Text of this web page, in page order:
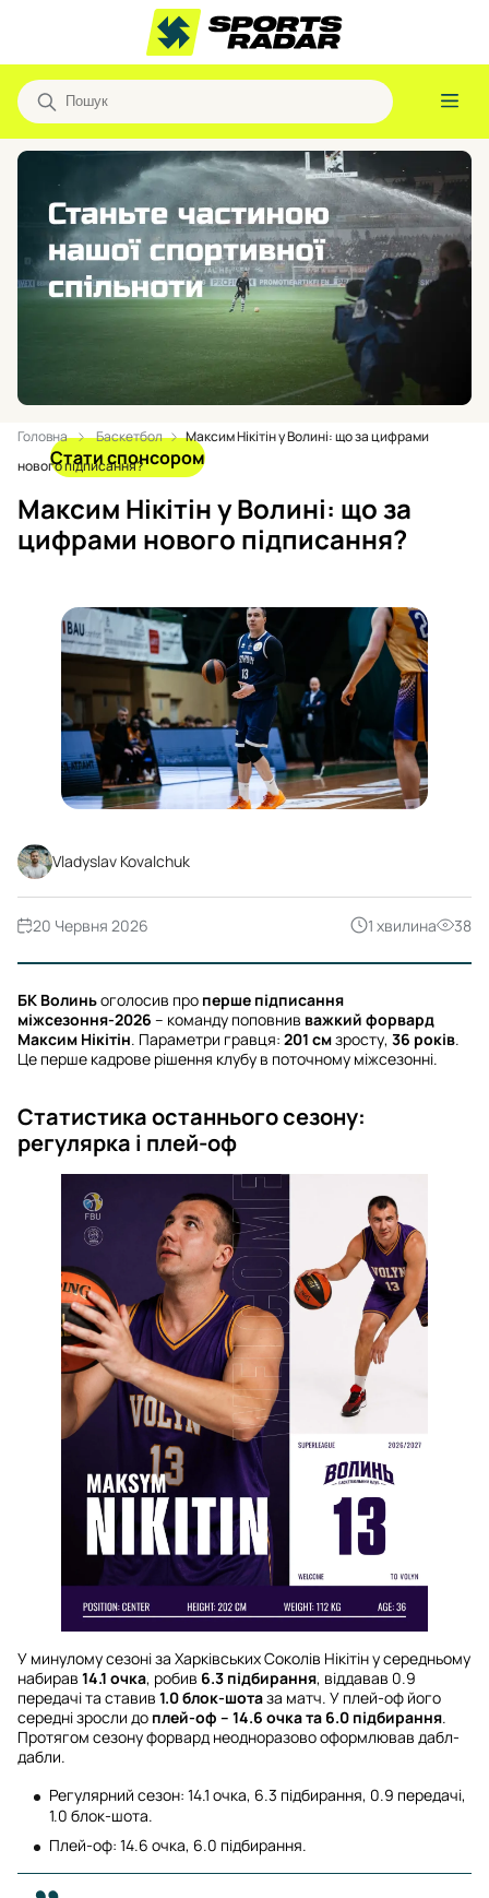
Стати спонсором
Головна Баскетбол
Максим Нікітін у Волині: що за цифрами
нового підписання?
Максим Нікітін у Волині: що за
цифрами нового підписання?
Vladyslav Kovalchuk
1 хвилина 38
20 Червня 2026
БК Волиньоголосив про перше підписання
міжсезоння-2026 – команду поповнив важкий форвард
Максим Нікітін. Параметри гравця: 201 смзросту, 36 років.
Це перше кадрове рішення клубу в поточному міжсезонні.
Статистика останнього сезону:
регулярка і плей-оф
У минулому сезоні за Харківських Соколів Нікітін у середньому
набирав 14.1 очка, робив 6.3 підбирання, віддавав 0.9
передачі та ставив 1.0 блок-шотаза матч. У плей-оф його
середні зросли до плей-оф – 14.6 очка та 6.0 підбирання.
Протягом сезону форвард неодноразово оформлював дабл-
дабли.
Регулярний сезон: 14.1 очка, 6.3 підбирання, 0.9 передачі,
1.0 блок-шота.
Плей-оф: 14.6 очка, 6.0 підбирання.